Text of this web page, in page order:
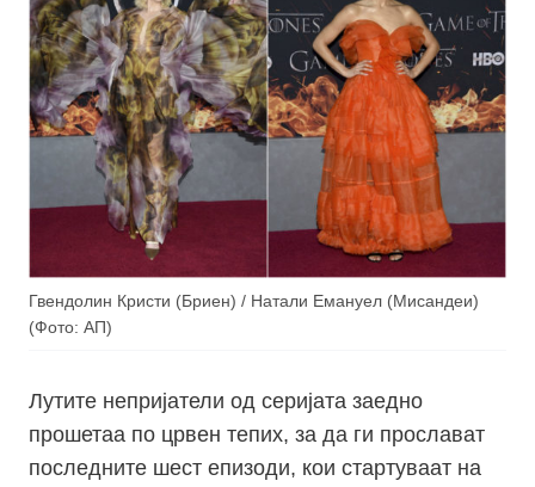
Гвендолин Кристи (Бриен) / Натали Емануел (Мисандеи)
(Фото: АП)
Лутите непријатели од серијата заедно
прошетаа по црвен тепих, за да ги прослават
последните шест епизоди, кои стартуваат на